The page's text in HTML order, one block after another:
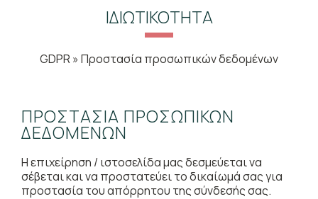
ΕΠΙΚΟΙΝΩΝΊΑ
ΙΔΙΩΤΙΚΌΤΗΤΑ
GDPR » Προστασία προσωπικών δεδομένων
ΠΡΟΣΤΑΣΊΑ ΠΡΟΣΩΠΙΚΏΝ
ΔΕΔΟΜΈΝΩΝ
Η επιχείρηση / ιστοσελίδα μας δεσμεύεται να
σέβεται και να προστατεύει το δικαίωμά σας για
προστασία του απόρρητου της σύνδεσής σας.